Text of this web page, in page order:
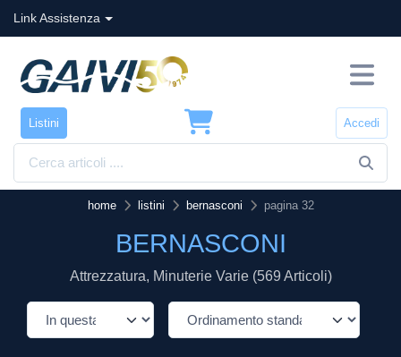
Link Assistenza
Listini Accedi
home listini bernasconi pagina 32
BERNASCONI
Attrezzatura, Minuterie Varie (569 Articoli)